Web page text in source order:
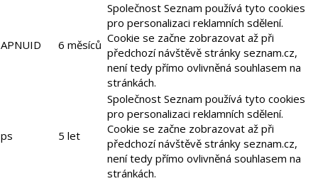
APNUID 6 měsíců
Společnost Seznam používá tyto cookies
pro personalizaci reklamních sdělení.
Cookie se začne zobrazovat až při
předchozí návštěvě stránky seznam.cz,
není tedy přímo ovlivněná souhlasem na
stránkách.
ps 5 let
Společnost Seznam používá tyto cookies
pro personalizaci reklamních sdělení.
Cookie se začne zobrazovat až při
předchozí návštěvě stránky seznam.cz,
není tedy přímo ovlivněná souhlasem na
stránkách.